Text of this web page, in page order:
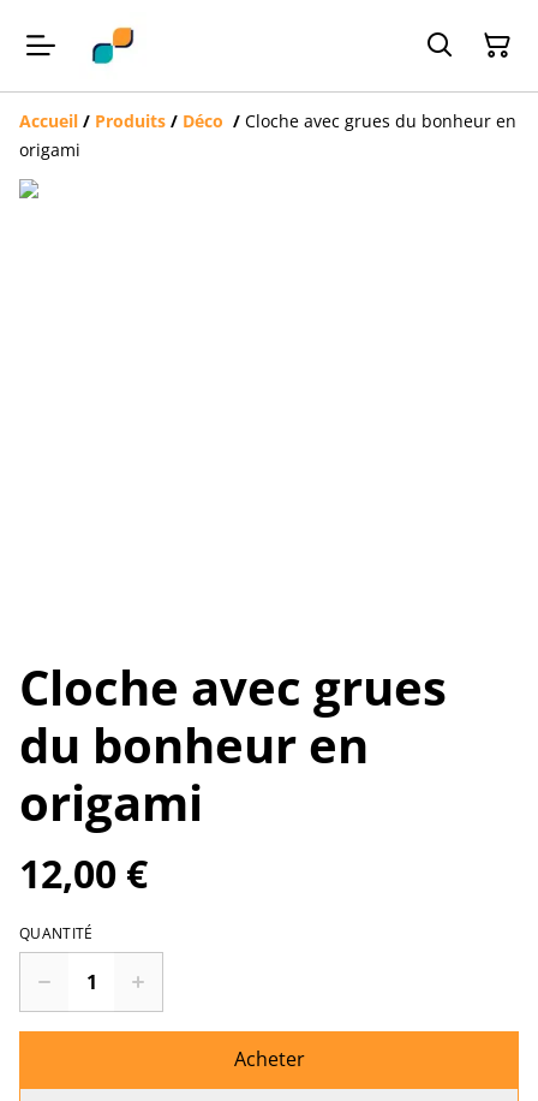
Accueil / Produits / Déco / Cloche avec grues du bonheur en
origami
Cloche avec grues
du bonheur en
origami
12,00 €
QUANTITÉ
Acheter